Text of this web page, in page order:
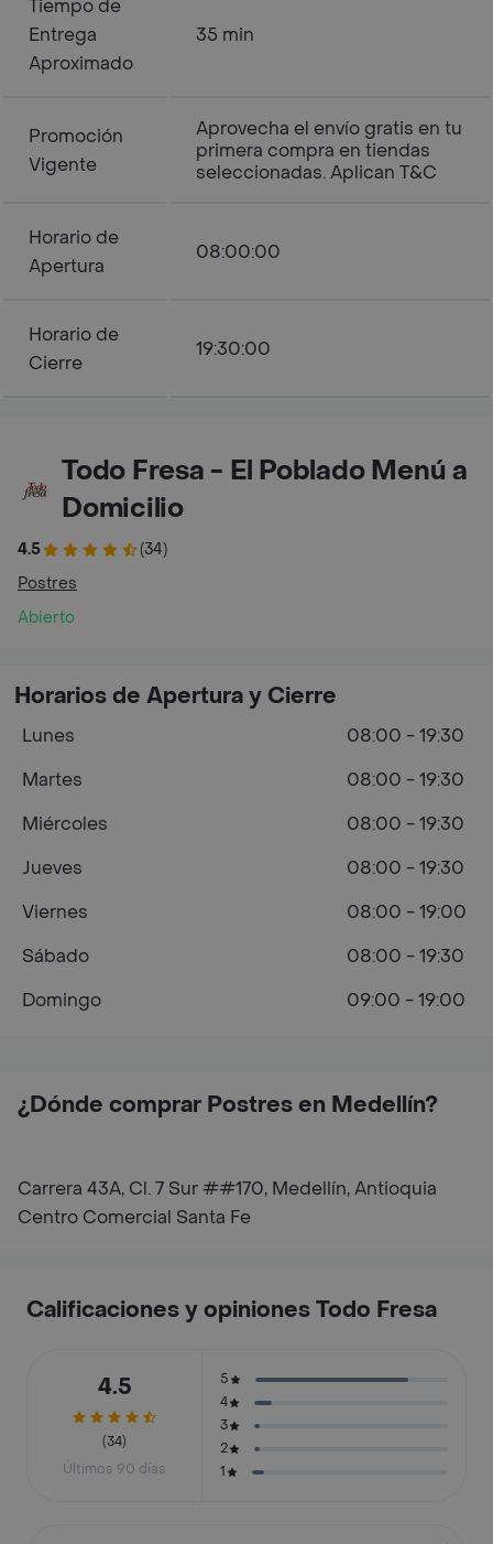
Tiempo de
Entrega
Aproximado
35 min
Promoción
Vigente
Aprovecha el envío gratis en tu
primera compra en tiendas
seleccionadas. Aplican T&C
Horario de
Apertura
08:00:00
Horario de
Cierre
19:30:00
Todo Fresa - El Poblado Menú a
Domicilio
4.5
(34)
Postres
Abierto
¿Dónde comprar Postres en Medellín?
Carrera 43A, Cl. 7 Sur ##170, Medellín, Antioquia
Centro Comercial Santa Fe
Horarios de Apertura y Cierre
Lunes
08:00 - 19:30
Martes
08:00 - 19:30
Miércoles
08:00 - 19:30
Jueves
08:00 - 19:30
Viernes
08:00 - 19:00
Sábado
08:00 - 19:30
Domingo
09:00 - 19:00
Calificaciones y opiniones Todo Fresa
4.5
(34)
Últimos 90 días
5
4
3
2
1